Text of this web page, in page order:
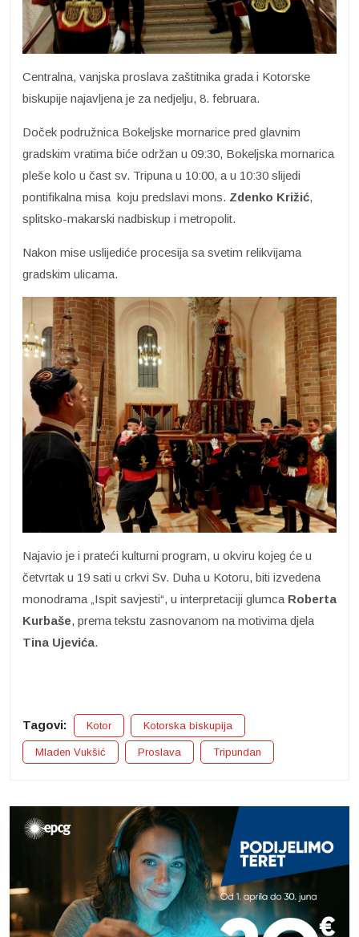
Centralna, vanjska proslava zaštitnika grada i Kotorske
biskupije najavljena je za nedjelju, 8. februara.
Doček podružnica Bokeljske mornarice pred glavnim
gradskim vratima biće održan u 09:30, Bokeljska mornarica
pleše kolo u čast sv. Tripuna u 10:00, a u 10:30 slijedi
pontifikalna misa koju predslavi mons. Zdenko Križić,
splitsko-makarski nadbiskup i metropolit.
Nakon mise uslijediće procesija sa svetim relikvijama
gradskim ulicama.
Najavio je i prateći kulturni program, u okviru kojeg će u
četvrtak u 19 sati u crkvi Sv. Duha u Kotoru, biti izvedena
monodrama „Ispit savjesti“, u interpretaciji glumca Roberta
Kurbaše, prema tekstu zasnovanom na motivima djela
Tina Ujevića.
Tagovi: Kotor Kotorska biskupija
Mladen Vukšić Proslava Tripundan